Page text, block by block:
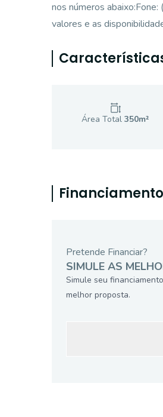
nos números
valores e as
Área Total 350m²
Pretende Financiar?
SIMULE AS
Simule seu
melhor proposta.